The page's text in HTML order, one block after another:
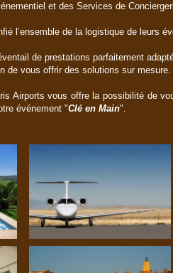
et des Services de
l’ensemble de la logistique de leurs
de prestations parfaitement
de vous offrir des solutions sur mesure.
Airports vous offre la possibilité de
événement "Clé en Main".